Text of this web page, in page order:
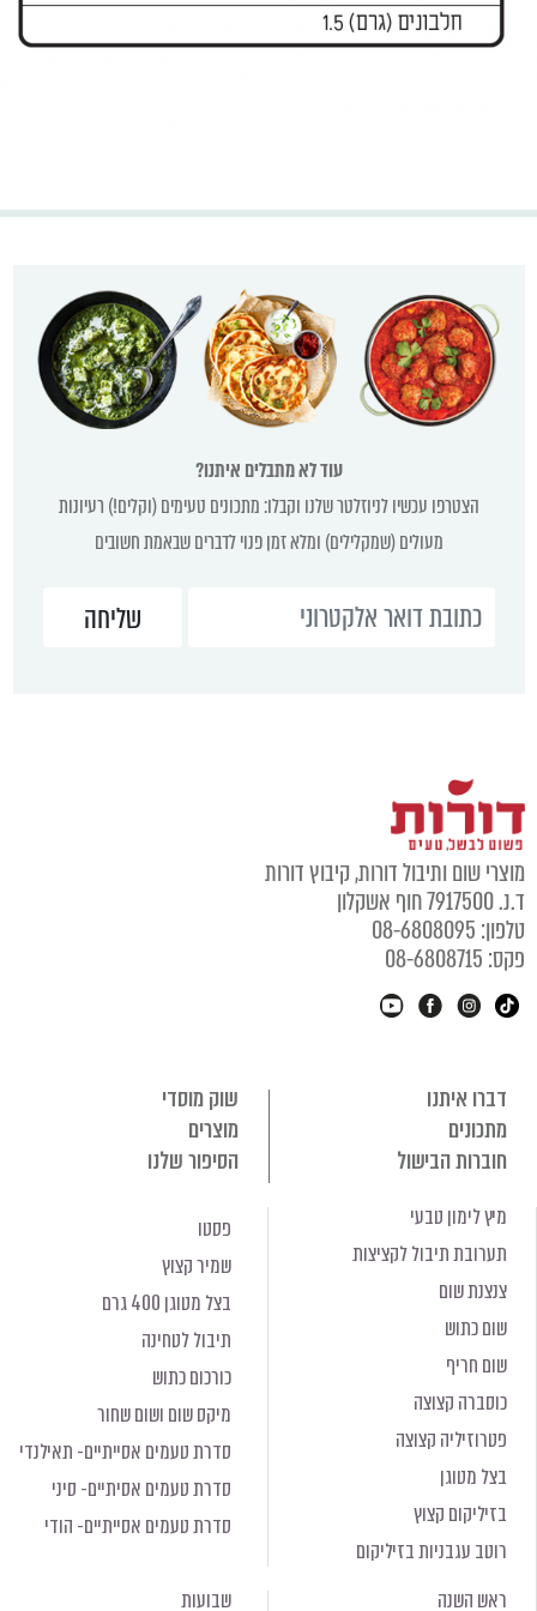
עוד לא מתבלים איתנו?
הצטרפו עכשיו לניוזלטר שלנו וקבלו: מתכונים טעימים (וקלים!) רעיונות
מעולים (שמקלילים) ומלא זמן פנוי לדברים שבאמת חשובים
שום ותיבול דורות, קיבוץ דורות
חוף אשקלון
08-6808095
08-6808715
דברו איתנו
שוק מוסדי
מתכונים
מוצרים
חוברות הבישול
הסיפור שלנו
מיץ לימון טבעי
תערובת תיבול לקציצות
צנצנת שום
שום כתוש
שום חריף
כוסברה קצוצה
פטרוזיליה קצוצה
בצל מטוגן
בזיליקום קצוץ
רוטב עגבניות בזיליקום
פסטו
שמיר קצוץ
בצל מטוגן 400 גרם
תיבול לטחינה
כורכום כתוש
מיקס שום ושום שחור
סדרת טעמים אסייתיים- תאילנדי
סדרת טעמים אסיתיים- סיני
סדרת טעמים אסייתיים- הודי
ראש השנה שבועות